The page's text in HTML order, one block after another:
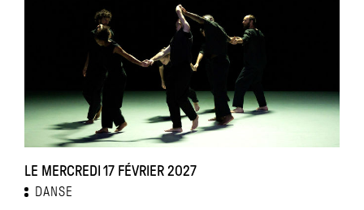
LE MERCREDI 17 FÉVRIER 2027
DANSE